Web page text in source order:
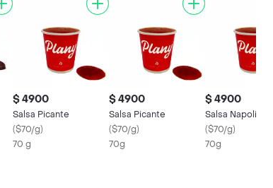
$ 4900
Salsa Picante
($70/g)
70 g
$ 4900
Salsa Picante
($70/g)
70g
$ 4900
Salsa
($70/g)
70g